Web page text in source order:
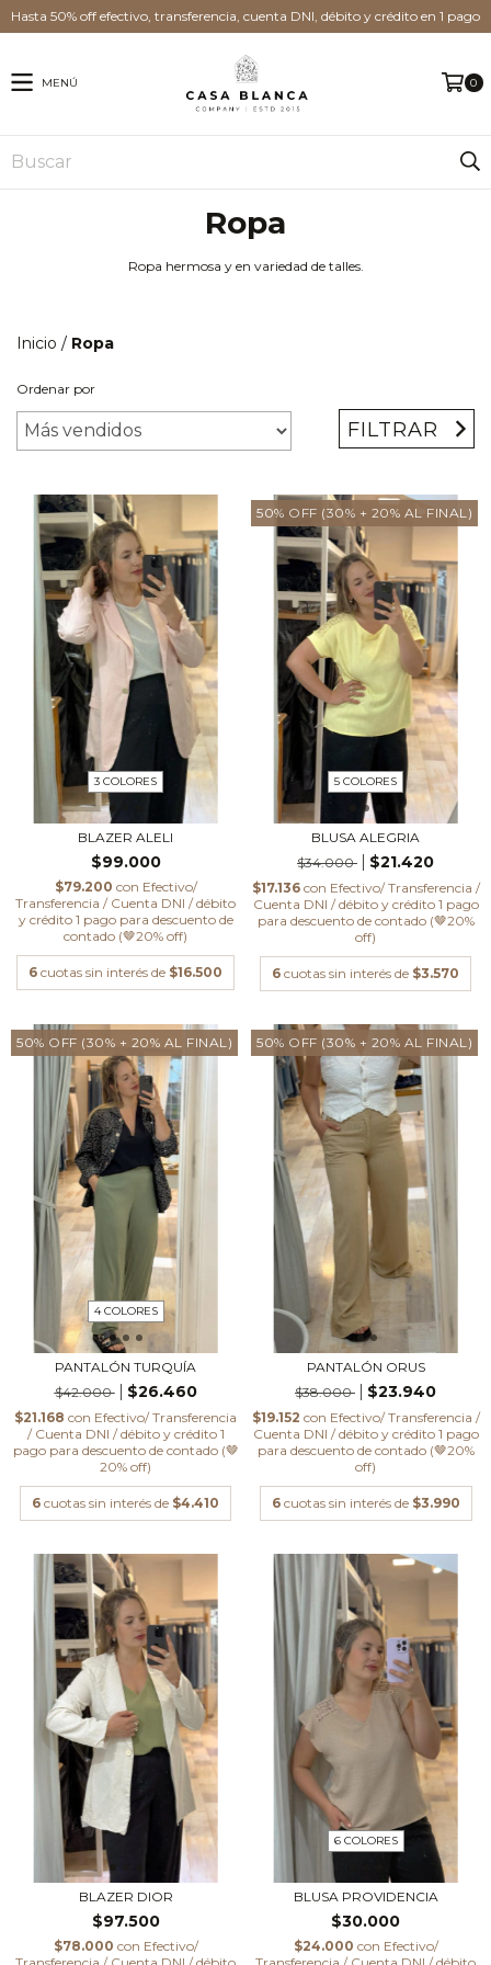
Hasta 50% off efectivo, transferencia, cuenta DNI, débito y crédito en 1 pago
MENÚ 0
Ropa
Ropa hermosa y en variedad de talles.
Inicio / Ropa
Ordenar por
FILTRAR
3 COLORES
BLAZER ALELI
$99.000
$79.200 con Efectivo/
Transferencia / Cuenta DNI / débito
y crédito 1 pago para descuento de
contado (🤎20% off)
6 cuotas sin interés de $16.500
50% OFF (30% + 20% AL FINAL)
5 COLORES
BLUSA ALEGRIA
$34.000
$21.420
$17.136 con Efectivo/ Transferencia /
Cuenta DNI / débito y crédito 1 pago
para descuento de contado (🤎20%
off)
6 cuotas sin interés de $3.570
50% OFF (30% + 20% AL FINAL)
4 COLORES
PANTALÓN TURQUÍA
$42.000
$26.460
$21.168 con Efectivo/ Transferencia
/ Cuenta DNI / débito y crédito 1
pago para descuento de contado (🤎
20% off)
6 cuotas sin interés de $4.410
50% OFF (30% + 20% AL FINAL)
PANTALÓN ORUS
$38.000
$23.940
$19.152 con Efectivo/ Transferencia /
Cuenta DNI / débito y crédito 1 pago
para descuento de contado (🤎20%
off)
6 cuotas sin interés de $3.990
BLAZER DIOR
$97.500
$78.000 con Efectivo/
6 COLORES
BLUSA PROVIDENCIA
$30.000
$24.000 con Efectivo/